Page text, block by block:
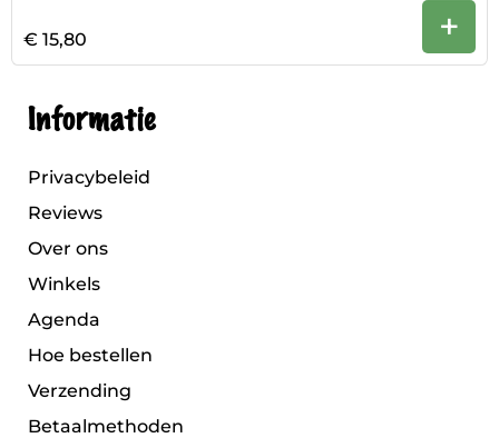
€ 15,80 +
Informatie
Privacybeleid
Reviews
Over ons
Winkels
Agenda
Hoe bestellen
Verzending
Betaalmethoden